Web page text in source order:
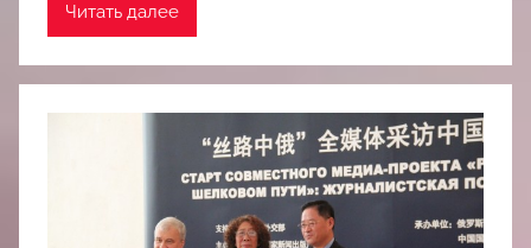
Читать далее